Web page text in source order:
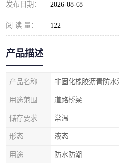
发布日期： 2026-08-08
阅 读 量： 122
产品描述
产品名称 非固化橡胶沥青防水
用途范围 道路桥梁
储存要求 常温
形态 液态
用途 防水防潮